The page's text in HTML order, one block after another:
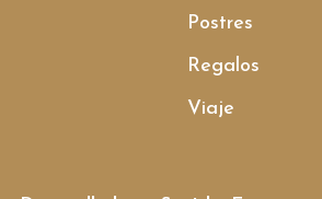
Postres
Regalos
Viaje